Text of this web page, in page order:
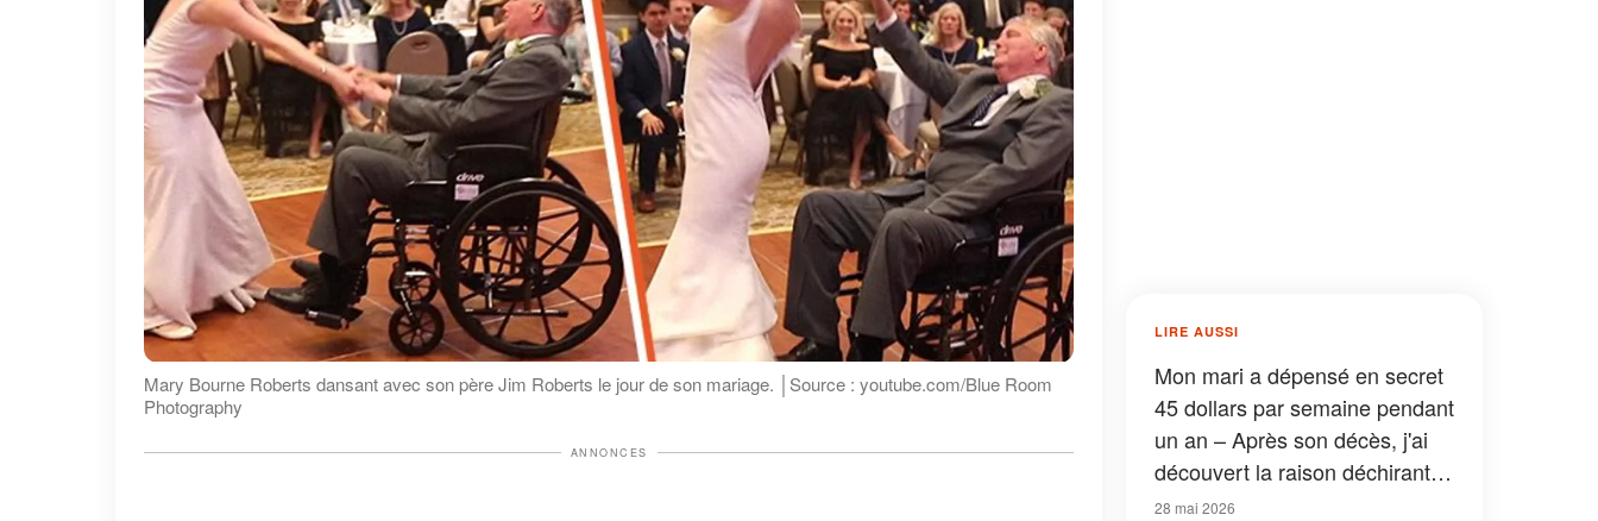
Mary Bourne Roberts dansant avec son père Jim Roberts le jour de son mariage. │Source : youtube.com/Blue Room
Photography
ANNONCES
LIRE AUSSI
Mon mari a dépensé en secret
45 dollars par semaine pendant
un an – Après son décès, j'ai
découvert la raison déchirante
qui se cachait dans son
28 mai 2026